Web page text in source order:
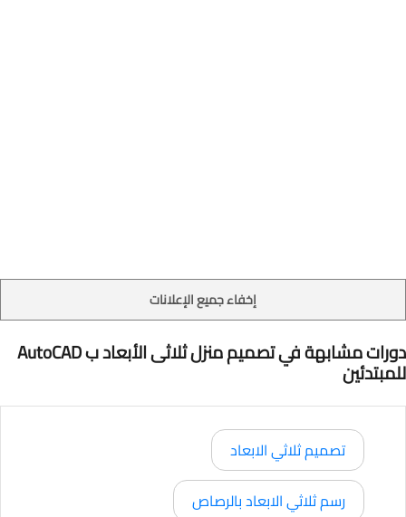
إخفاء جميع الإعلانات
دورات مشابهة في تصميم منزل ثلاثى الأبعاد ب AutoCAD
للمبتدئين
تصميم ثلاثي الابعاد
رسم ثلاثي الابعاد بالرصاص